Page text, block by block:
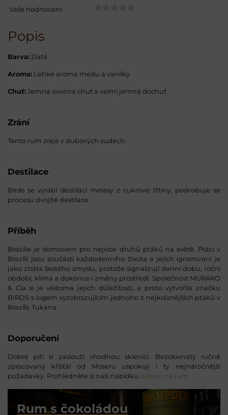
Vaše hodnocení:
Popis
Barva: Zlatá
Aroma: Lehké aroma medu a vanilky
Chuť: Jemná ovocná chuť a velmi jemná dochuť
Zrání
Tento rum zraje v dubových sudech.
Destilace
Birds se vyrábí destilací melasy z cukrové třtiny, podrobuje se
procesu dvojité destilace.
Příběh
Brazílie je domovem pro nejvíce druhů ptáků na světě. Ptáci v
Brazílii jsou součástí každodenního života a jejich ignorování je
jako ztráta šestého smyslu, protože signalizují denní dobu, roční
období, klima a dokonce i změny prostředí. Společnost MURARO
& Cia si je vědoma jejich důležitosti, a proto vytvořila značku
BIRDS s logem vyzobrazujícím jednoho z nejkrásnějších ptáků v
Brazílii, Tukana.
Doporučení
Dobré pití si zaslouží vhodnou sklenici. Bezolovnatý ručně
zpracovaný křišťál od Moseru uspokojí i ty nejnáročnější
požadavky. Prohlédněte si naši nabídku sklenic na rum
Rum s čokoládou